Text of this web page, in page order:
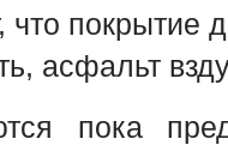
что покрытие
асфальт
пока